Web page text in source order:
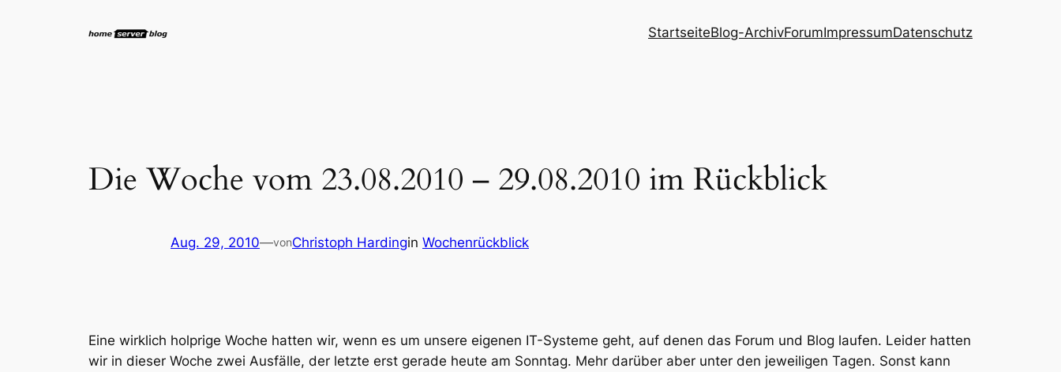
StartseiteBlog-ArchivForumImpressumDatenschutz
Die Woche vom 23.08.2010 – 29.08.2010 im Rückblick
Aug. 29, 2010—vonChristoph Hardingin Wochenrückblick
Eine wirklich holprige Woche hatten wir, wenn es um unsere eigenen IT-Systeme geht, auf denen das Forum und Blog laufen. Leider hatten
wir in dieser Woche zwei Ausfälle, der letzte erst gerade heute am Sonntag. Mehr darüber aber unter den jeweiligen Tagen. Sonst kann